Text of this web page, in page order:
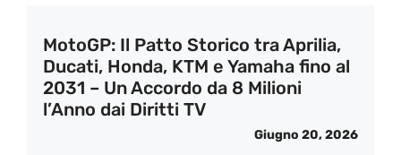
MotoGP: Il Patto Storico tra Aprilia,
Ducati, Honda, KTM e Yamaha fino al
2031 – Un Accordo da 8 Milioni
l’Anno dai Diritti TV
Giugno 20, 2026